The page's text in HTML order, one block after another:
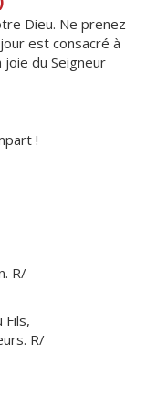
Dieu. Ne prenez
est consacré à
du Seigneur
!
R/
Fils,
R/